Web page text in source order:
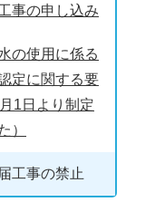
事の申し込み
の使用に係る
定に関する要
1日より制定
）
工事の禁止